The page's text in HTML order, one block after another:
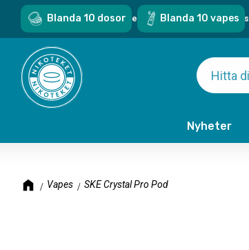
Nyheter
Blanda 10 dosor Blanda 10 vapes
Sveriges största sortiment - över 1000 snus & vapes
Vapes SKE Crystal Pro Pod